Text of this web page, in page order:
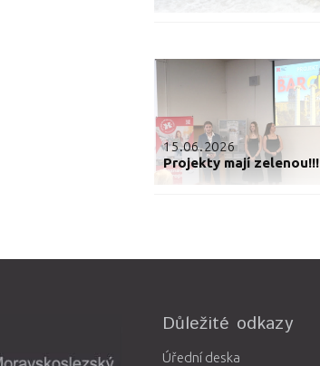
15.06.2026
Projekty mají zelenou!!!
Důležité odkazy
Úřední deska